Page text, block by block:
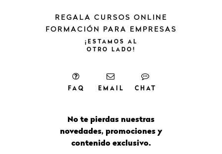
REGALA CURSOS ONLINE
FORMACIÓN PARA EMPRESAS
No te pierdas nuestras
novedades, promociones y
contenido exclusivo.
¡ESTAMOS
AL
OTRO
LADO!
FAQ EMAIL CHAT